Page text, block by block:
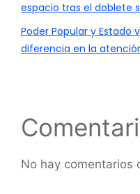
espacio tras el doblete
Poder Popular y Estado
diferencia en la
No hay comentarios